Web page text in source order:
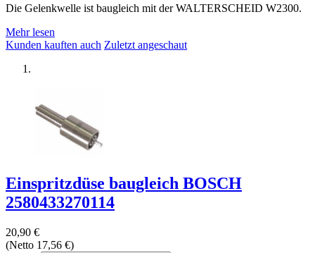
Die Gelenkwelle ist baugleich mit der WALTERSCHEID W2300.
Mehr lesen
Kunden kauften auch Zuletzt angeschaut
Einspritzdüse baugleich BOSCH
2580433270114
20,90 €
(Netto 17,56 €)